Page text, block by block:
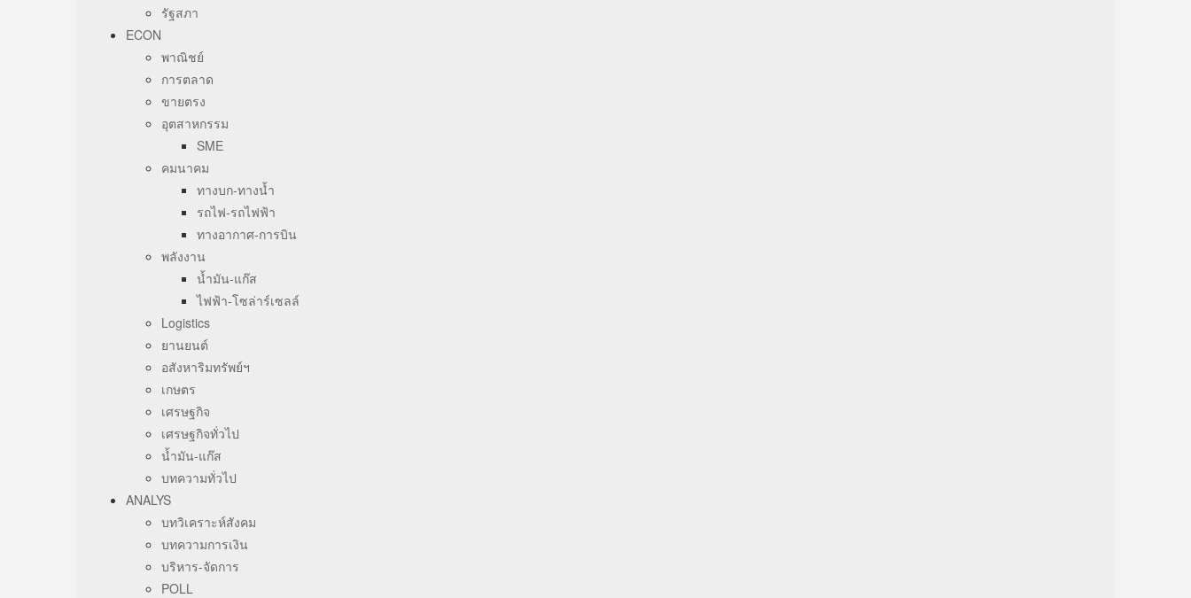
รัฐสภา
ECON
พาณิชย์
การตลาด
ขายตรง
อุตสาหกรรม
SME
คมนาคม
ทางบก-ทางน้ำ
รถไฟ-รถไฟฟ้า
ทางอากาศ-การบิน
พลังงาน
น้ำมัน-แก๊ส
ไฟฟ้า-โซล่าร์เซลล์
Logistics
ยานยนต์
อสังหาริมทรัพย์ฯ
เกษตร
เศรษฐกิจ
เศรษฐกิจทั่วไป
น้ำมัน-แก๊ส
บทความทั่วไป
ANALYS
บทวิเคราะห์สังคม
บทความการเงิน
บริหาร-จัดการ
POLL